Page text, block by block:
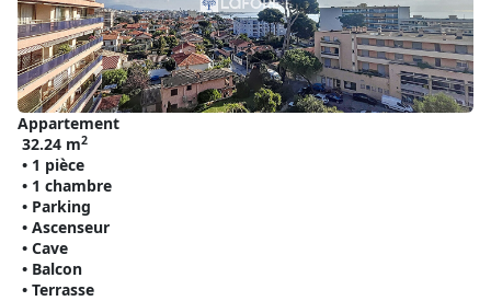
Appartement
32.24 m2
• 1 pièce
• 1 chambre
• Parking
• Ascenseur
• Cave
• Balcon
• Terrasse